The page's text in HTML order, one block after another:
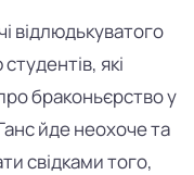
відлюдькуватого
які
браконьєрство у
йде неохоче та
свідками того,